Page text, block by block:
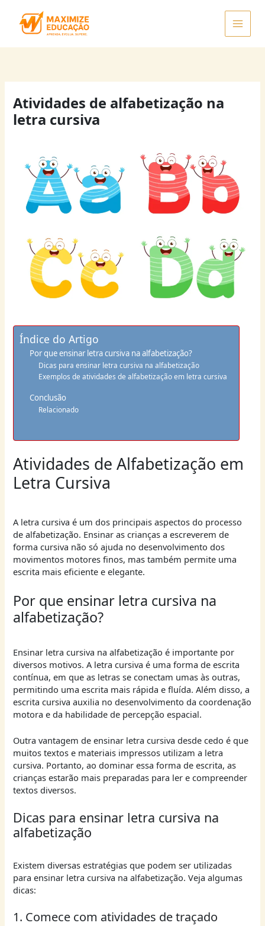
Atividades de alfabetização na
letra cursiva
Índice do Artigo
Por que ensinar letra cursiva na alfabetização?
Dicas para ensinar letra cursiva na alfabetização
Exemplos de atividades de alfabetização em letra cursiva
Conclusão
Relacionado
Atividades de Alfabetização em
Letra Cursiva
A letra cursiva é um dos principais aspectos do processo
de alfabetização. Ensinar as crianças a escreverem de
forma cursiva não só ajuda no desenvolvimento dos
movimentos motores finos, mas também permite uma
escrita mais eficiente e elegante.
Por que ensinar letra cursiva na
alfabetização?
Ensinar letra cursiva na alfabetização é importante por
diversos motivos. A letra cursiva é uma forma de escrita
contínua, em que as letras se conectam umas às outras,
permitindo uma escrita mais rápida e fluída. Além disso, a
escrita cursiva auxilia no desenvolvimento da coordenação
motora e da habilidade de percepção espacial.
Outra vantagem de ensinar letra cursiva desde cedo é que
muitos textos e materiais impressos utilizam a letra
cursiva. Portanto, ao dominar essa forma de escrita, as
crianças estarão mais preparadas para ler e compreender
textos diversos.
Dicas para ensinar letra cursiva na
alfabetização
Existem diversas estratégias que podem ser utilizadas
para ensinar letra cursiva na alfabetização. Veja algumas
dicas:
1. Comece com atividades de traçado